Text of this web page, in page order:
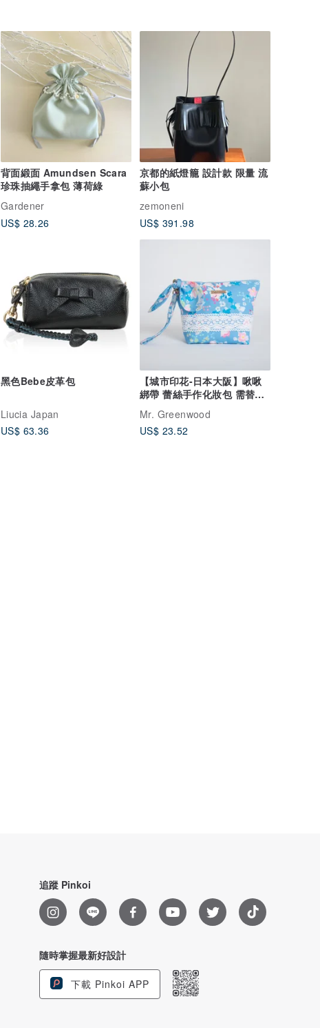
背面緞面 Amundsen Scara
珍珠抽繩手拿包 薄荷綠
Gardener
US$ 28.26
京都的紙燈籠 設計款 限量 流
蘇小包
zemoneni
US$ 391.98
黑色Bebe皮革包
Liucia Japan
US$ 63.36
【城市印花-日本大阪】啾啾
綁帶 蕾絲手作化妝包 需替換
Mr. Greenwood
US$ 23.52
追蹤 Pinkoi
隨時掌握最新好設計
下載 Pinkoi APP